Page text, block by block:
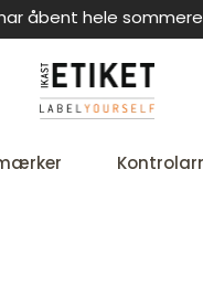
åbent hele